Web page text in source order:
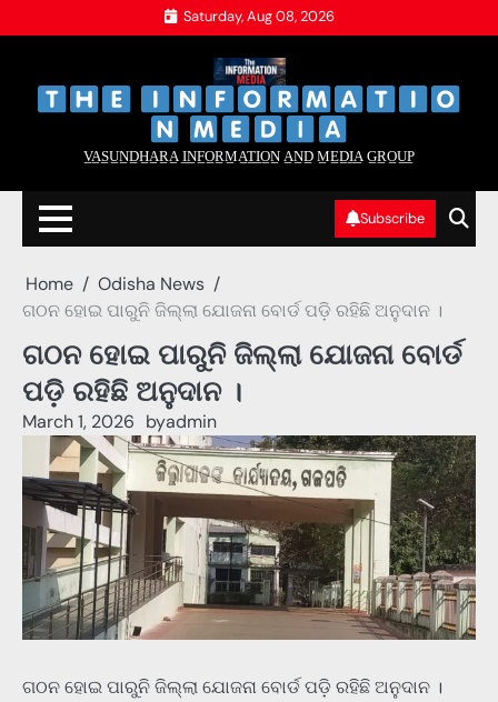
to
Saturday, Aug 08, 2026
V̲A̲S̲U̲N̲D̲H̲A̲R̲A̲ I̲N̲F̲O̲R̲M̲A̲T̲I̲O̲N̲ A̲N̲D̲ M̲E̲D̲I̲A̲ G̲R̲O̲U̲P̲
Subscribe
Home
Odisha News
ଗଠନ ହୋଇ ପାରୁନି ଜିଲ୍ଲା ଯୋଜନା ବୋର୍ଡ ପଡ଼ି ରହିଛି ଅନୁଦାନ ।
ଗଠନ ହୋଇ ପାରୁନି ଜିଲ୍ଲା ଯୋଜନା ବୋର୍ଡ
ପଡ଼ି ରହିଛି ଅନୁଦାନ ।
March 1, 2026 byadmin
ଗଠନ ହୋଇ ପାରୁନି ଜିଲ୍ଲା ଯୋଜନା ବୋର୍ଡ ପଡ଼ି ରହିଛି ଅନୁଦାନ ।